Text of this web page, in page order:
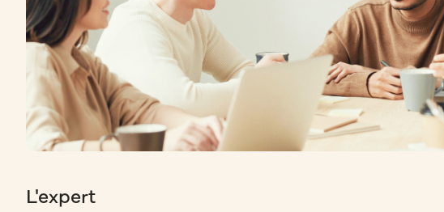
L'expert